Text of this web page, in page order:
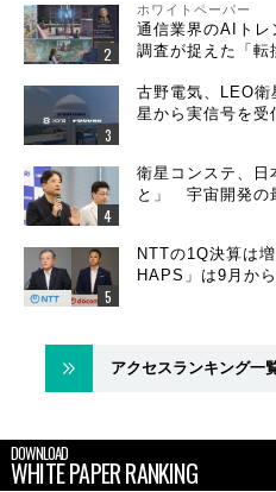
ホワイトペーパー
通信業界のAIト
調査が捉えた「転
古野電気、LEO
星から実信号を受
衛星コンステ、日
と」 宇宙開発の
NTTの1Q決算は
HAPS」は9月か
アクセスランキング一
DOWNLOAD
WHITE PAPER RANKING